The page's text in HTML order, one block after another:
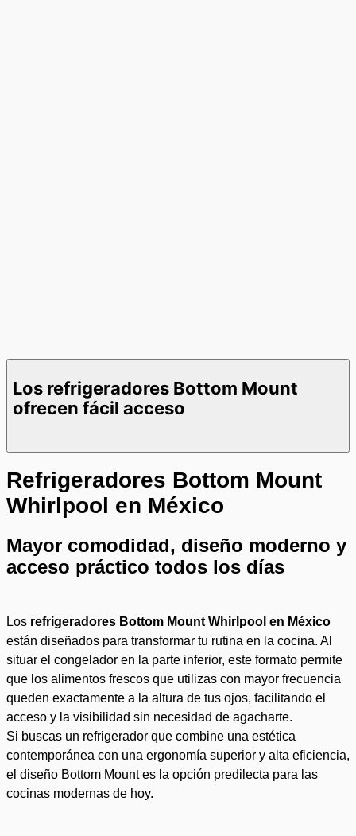
Los refrigeradores Bottom Mount
ofrecen fácil acceso
Refrigeradores Bottom Mount
Whirlpool en México
Mayor comodidad, diseño moderno y
acceso práctico todos los días
Los refrigeradores Bottom Mount Whirlpool en México
están diseñados para transformar tu rutina en la cocina. Al
situar el congelador en la parte inferior, este formato permite
que los alimentos frescos que utilizas con mayor frecuencia
queden exactamente a la altura de tus ojos, facilitando el
acceso y la visibilidad sin necesidad de agacharte.
Si buscas un refrigerador que combine una estética
contemporánea con una ergonomía superior y alta eficiencia,
el diseño Bottom Mount es la opción predilecta para las
cocinas modernas de hoy.